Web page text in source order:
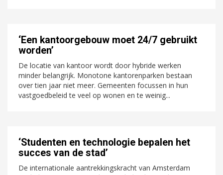
‘Een kantoorgebouw moet 24/7 gebruikt
worden’
De locatie van kantoor wordt door hybride werken
minder belangrijk. Monotone kantorenparken bestaan
over tien jaar niet meer. Gemeenten focussen in hun
vastgoedbeleid te veel op wonen en te weinig...
‘Studenten en technologie bepalen het
succes van de stad’
De internationale aantrekkingskracht van Amsterdam